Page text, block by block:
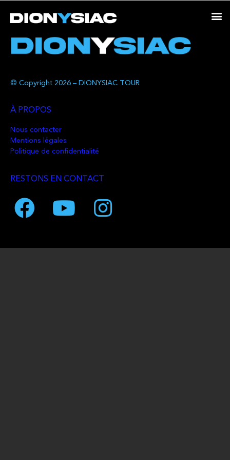
© Copyright 2026 – DIONYSIAC TOUR
À PROPOS
Nous contacter
Mentions légales
Politique de confidentialité
RESTONS EN CONTACT